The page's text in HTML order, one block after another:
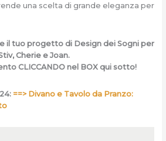
una scelta di grande eleganza per
il tuo progetto di Design dei Sogni per
Cherie e Joan.
CLICCANDO nel BOX qui sotto!
==> Divano e Tavolo da Pranzo: